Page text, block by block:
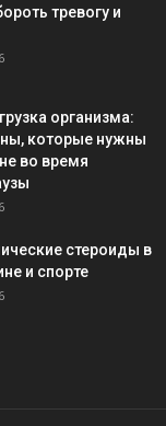
тревогу и
организма:
которые нужны
во время
стероиды в
и спорте